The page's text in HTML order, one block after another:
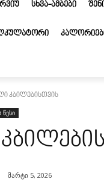
ᲡᲮᲕᲐ-ᲐᲛᲑᲔᲑᲘ
კბილებისთვის
წესი
მარტი 5, 2026